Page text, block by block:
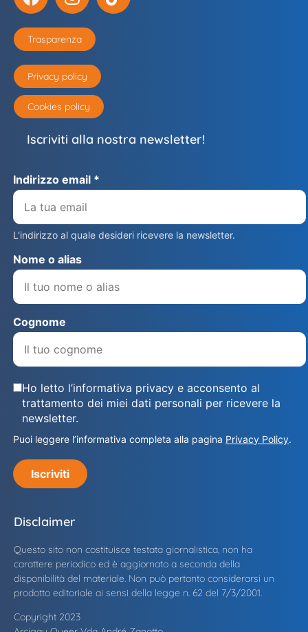
Trasparenza
Privacy policy
Cookies policy
Iscriviti alla nostra newsletter!
Indirizzo email *
L'indirizzo al quale desideri ricevere la newsletter.
Nome o alias
Cognome
Ho letto l’informativa privacy e acconsento al
trattamento dei miei dati personali per ricevere la
newsletter.
Puoi leggere l’informativa completa alla pagina Privacy Policy.
Iscriviti
Disclaimer
Questo sito non costituisce testata giornalistica, non ha
carattere periodico ed è aggiornato a seconda della
disponibilità del materiale. Non può pertanto considerarsi un
prodotto editoriale ai sensi della legge n. 62 del 7/3/2001.
Copyright 2023